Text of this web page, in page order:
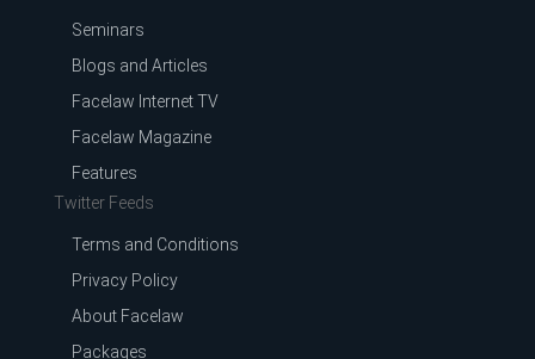
Seminars
Blogs and Articles
Facelaw Internet TV
Facelaw Magazine
Features
Twitter Feeds
Terms and Conditions
Privacy Policy
About Facelaw
Packages